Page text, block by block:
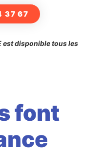
37 67
est disponible tous les
font